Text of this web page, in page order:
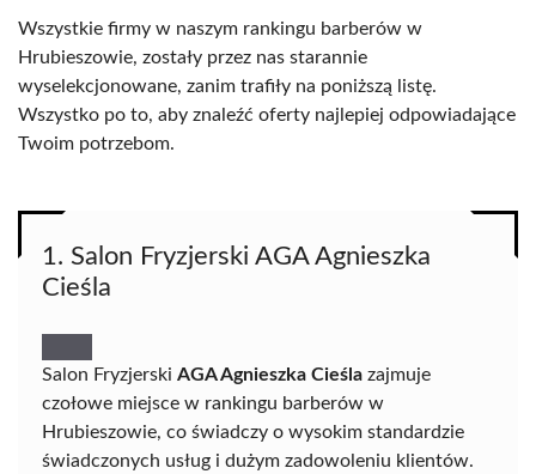
Wszystkie firmy w naszym rankingu barberów w
Hrubieszowie, zostały przez nas starannie
wyselekcjonowane, zanim trafiły na poniższą listę.
Wszystko po to, aby znaleźć oferty najlepiej odpowiadające
Twoim potrzebom.
1. Salon Fryzjerski AGA Agnieszka
Cieśla
Salon Fryzjerski AGA Agnieszka Cieśla zajmuje
czołowe miejsce w rankingu barberów w
Hrubieszowie, co świadczy o wysokim standardzie
świadczonych usług i dużym zadowoleniu klientów.